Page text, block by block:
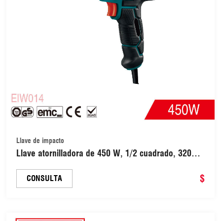
Llave de impacto
Llave atornilladora de 450 W, 1/2 cuadrado, 320
retroceso, con 4 vasos (EIW014)
CONSULTA $